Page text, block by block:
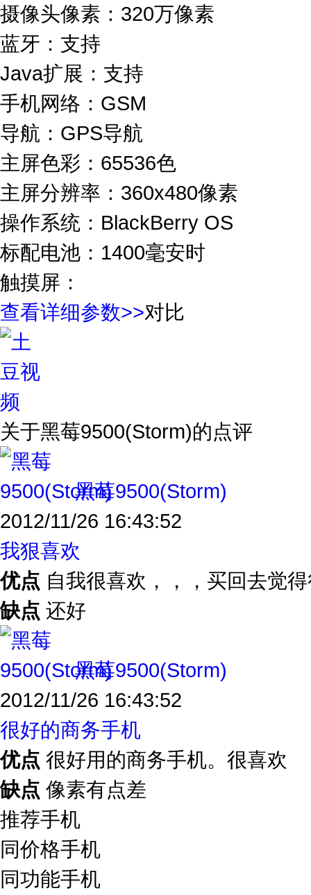
摄像头像素：320万像素
蓝牙：支持
Java扩展：支持
手机网络：GSM
导航：GPS导航
主屏色彩：65536色
主屏分辨率：360x480像素
操作系统：BlackBerry OS
标配电池：1400毫安时
触摸屏：
查看详细参数>>对比
关于黑莓9500(Storm)的点评
黑莓9500(Storm)
2012/11/26 16:43:52
我狠喜欢
优点 自我很喜欢，，，买回去觉
缺点 还好
黑莓9500(Storm)
2012/11/26 16:43:52
很好的商务手机
优点 很好用的商务手机。很喜欢
缺点 像素有点差
推荐手机
同价格手机
同功能手机